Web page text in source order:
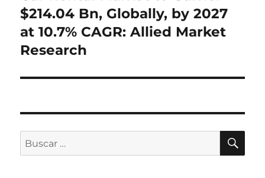
siguiente:
$214.04 Bn, Globally, by 2027
at 10.7% CAGR: Allied Market
Research
Buscar
por: